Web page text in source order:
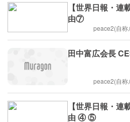
【世界日報・連
由⑦
peace2(自称
田中富広会長
peace2(自称
【世界日報・連
由 ④ ⑤